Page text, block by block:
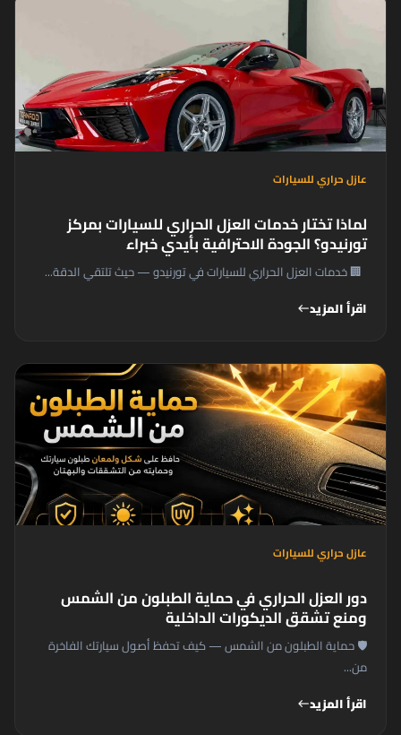
عازل حراري للسيارات
لماذا تختار خدمات العزل الحراري للسيارات بمركز
تورنيدو؟ الجودة الاحترافية بأيدي خبراء
🏢 خدمات العزل الحراري للسيارات في تورنيدو — حيث تلتقي الدقة...
اقرأ المزيدwest
عازل حراري للسيارات
دور العزل الحراري في حماية الطبلون من الشمس
ومنع تشقق الديكورات الداخلية
🛡️ حماية الطبلون من الشمس — كيف تحفظ أصول سيارتك الفاخرة
من...
اقرأ المزيدwest